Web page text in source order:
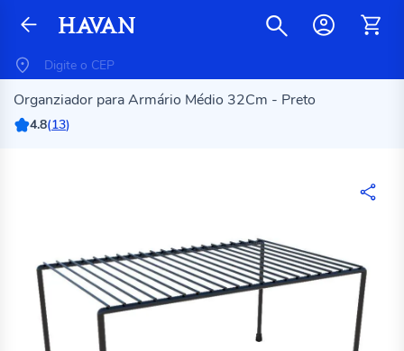
Organziador para Armário Médio 32Cm - Preto
4.8(13)